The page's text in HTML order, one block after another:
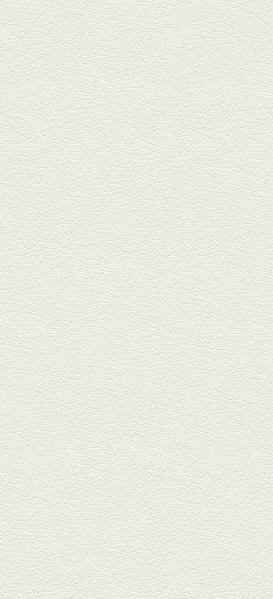
「コルハコ」で昼飲みの刻。
「銀し...
2025年7月4日放送
生姜香る鮭とイクラの土
鍋ご飯 など
銀杏中通りにこの春オープンし
た「創作ダイニング真」へ。暑
い夏...
2025年6月13日放送
ﾊﾓの季節野菜あんかけ＆
どんぐりﾎﾟｰｸ西京焼き
西銀座通り、若き和の料理人の
名店「旬味こさか」で夏の味を
堪能...
2025年5月23日放送
明太もちチーズもんじゃ
銀座中通りで深夜３時まで営業
している「もんじゃ焼きかめの
や」...
2025年5月2日放送
ミックス水餃子＆麻婆豆
腐
新水前寺駅そばの人気店「中華
料理 福来亭」へ。「しろ」ロッ
ク...
2025年4月11日放送
きびなごの塩焼き＆黒豚
しゃぶしゃぶ
春の[熊本屋台村]で昼飲みの刻。
[かごっま屋台 黒で乾杯]で「銀...
2025年3月21日放送
薩摩赤鶏のころころ焼き
＆カツオの藁焼き
三年坂通りのビル２階「焼鳥こ
ろころ」はオシャレな店構えで
炭火...
2025年2月28日放送
踊る車海老＆あか牛串 ウ
ニとキャビア乗せ
ホテル日航熊本の裏、創作串揚
げの新たな店「串ハル」へ「銀
しろ...
2025年2月7日放送